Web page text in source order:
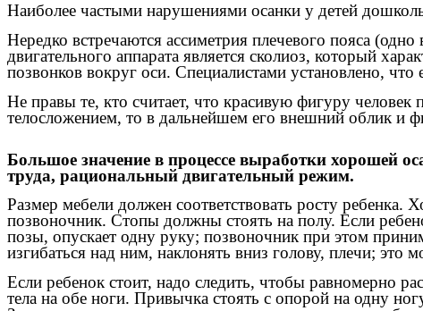
Наиболее частыми нарушениями осанки у детей
Нередко встречаются ассиметрия плечевого пояса
двигательного аппарата является сколиоз, который
позвонков вокруг оси. Специалистами установлено,
Не правы те, кто считает, что красивую фигуру
телосложением, то в дальнейшем его внешний облик и
Большое значение в процессе выработки хорошей
труда, рациональный двигательный режим.
Размер мебели должен соответствовать росту ребенка.
позвоночник. Стопы должны стоять на полу. Если
позы, опускает одну руку; позвоночник при этом
изгибаться над ним, наклонять вниз голову, плечи; это
Если ребенок стоит, надо следить, чтобы равномерно
тела на обе ноги. Привычка стоять с опорой на одну